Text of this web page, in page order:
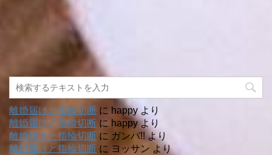
離婚届けと指輪切断 に happy より
離婚届けと指輪切断 に happyより
離婚届けと指輪切断 に ガンバ!!より
離婚届けと指輪切断 に ヨッサン より